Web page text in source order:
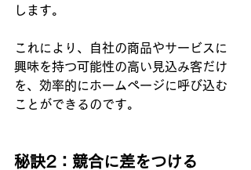
します。
これにより、自社の商品やサービスに
興味を持つ可能性の高い見込み客だけ
を、効率的にホームページに呼び込む
ことができるのです。
秘訣2：競合に差をつける